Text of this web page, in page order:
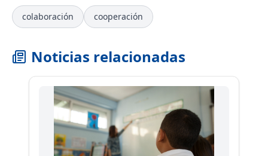
colaboración cooperación
Noticias relacionadas